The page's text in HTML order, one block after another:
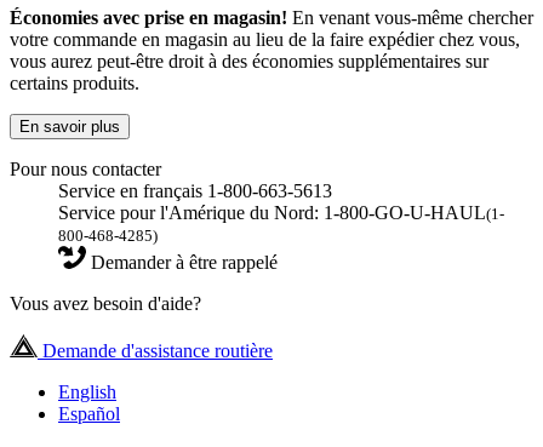
Économies avec prise en magasin! En venant vous-même chercher
votre commande en magasin au lieu de la faire expédier chez vous,
vous aurez peut-être droit à des économies supplémentaires sur
certains produits.
En savoir plus
Pour nous contacter
Service en français 1-800-663-5613
Service pour l'Amérique du Nord: 1-800-GO-U-HAUL(1-
800-468-4285)
Demander à être rappelé
Vous avez besoin d'aide?
Demande d'assistance routière
English
Español